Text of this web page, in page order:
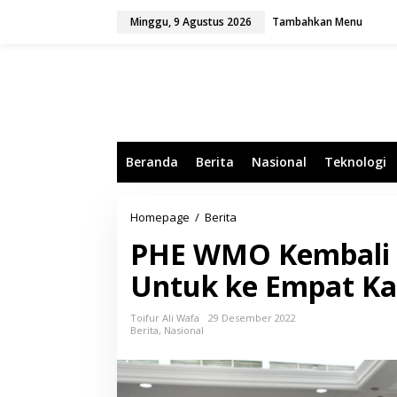
Minggu, 9 Agustus 2026 Tambahkan Menu
Beranda Berita Nasional Teknologi
Homepage / Berita
E
W
M
O
K
b
a
l
PHE WMO
Untuk ke Empat
Toifur Ali Wafa
29 Desember 2022
Berita, Nasional